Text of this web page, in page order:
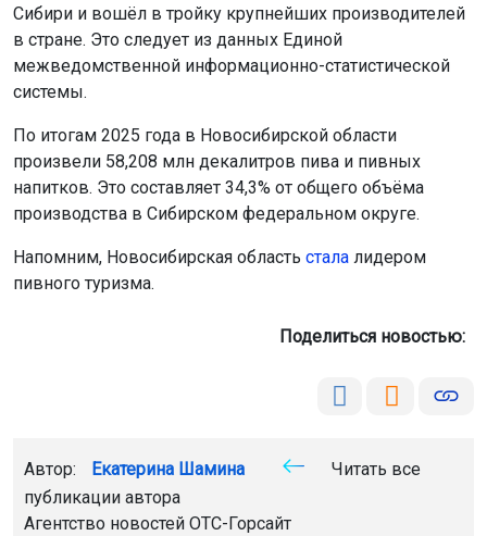
Сибири и вошёл в тройку крупнейших производителей
в стране. Это следует из данных Единой
межведомственной информационно-статистической
системы.
По итогам 2025 года в Новосибирской области
произвели 58,208 млн декалитров пива и пивных
напитков. Это составляет 34,3% от общего объёма
производства в Сибирском федеральном округе.
Напомним, Новосибирская область стала лидером
пивного туризма.
Поделиться новостью:
Автор: Екатерина Шамина
Читать все
публикации автора
Агентство новостей ОТС-Горсайт